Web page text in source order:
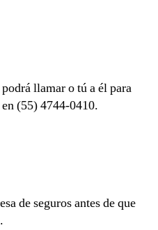
llamar o tú a él para
(55) 4744-0410.
de seguros antes de que